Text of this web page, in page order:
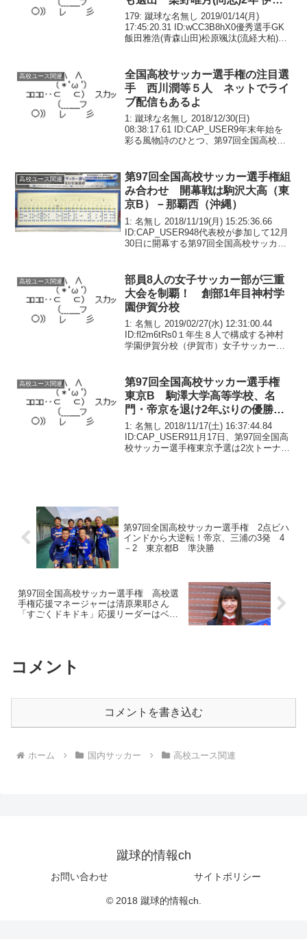
綾汰(尚志)2年 西川潤(桐光学園)2
年 谷内田哲平(帝京長岡)2年
179: 蹴球な名無し 2019/01/14(月)
17:45:20.31 ID:wCC3B8hX0優秀選手GK
飯田雅浩(青森山田)松原颯汰(流経大柏)1
(青...
高校ユース関連
全国高校サッカー選手権の注目選
手 西川潤等５人 ネットでライ
ブ配信もあるよ
1: 蹴球な名無し 2018/12/30(日)
08:38:17.61 ID:CAP_USER9年末年始を
彩る風物詩のひとつ、第97回全国高校サ
橋育英（群馬県代表）...
高校ユース関連
第97回全国高校サッカー選手権組
み合わせ 開幕戦は駒沢大高（東
京B）－那覇西（沖縄）
1: 名無し 2018/11/19(月) 15:25:36.66
ID:CAP_USER948代表校が参加して12月
30日に開幕する第97回全国高校サッカー
－那覇西...
高校ユース関連
部員8人の女子サッカー部が三重
大会を制覇！ 創部1年目神村学
園伊賀分校
1: 名無し 2019/02/27(水) 12:31:00.44
ID:fl2m6tRs0１年生８人で構成する神村
学園伊賀分校（伊賀市）女子サッカー部
子サッカー新人大...
高校ユース関連
第97回全国高校サッカー選手権
東京B 駒澤大学高等学校、名
門・帝京を退け2年ぶりの優勝
帝京9年ぶりの出場ならず
1: 名無し 2018/11/17(土) 16:37:44.84
ID:CAP_USER911月17日、第97回全国高
校サッカー選手権東京予選は2次トーナメ
第97回全国高校サッカー選手権 2点ビハ
インドから大逆転！帝京、三浦の3発 4
－2 東京都B 準決勝
第97回全国高校サッカー選手権 高校選
手権応援マネージャーは清原果耶さん
「すごくドキドキ」応援リーダーはベテ
コメント
コメントを書き込む
ホーム 国内サッカー 高校ユース関連
蹴球的情報ch
お問い合わせ サイトポリシー
© 2018 蹴球的情報ch.